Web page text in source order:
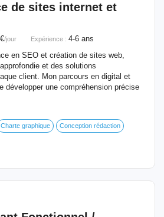
de sites internet et
/jour Expérience : 4-6 ans
en SEO et création de sites web,
et des solutions
client. Mon parcours en digital et
développer une compréhension précise
Charte graphique Conception rédaction